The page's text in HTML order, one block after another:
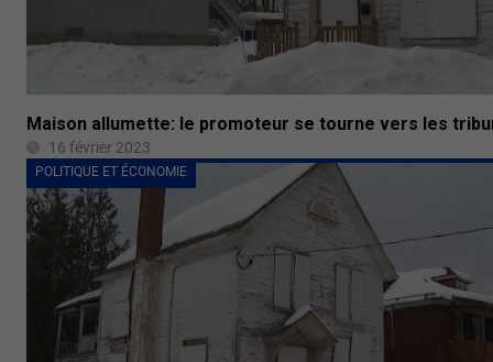
Maison allumette: le promoteur se tourne vers les
16 février 2023
POLITIQUE ET ÉCONOMIE